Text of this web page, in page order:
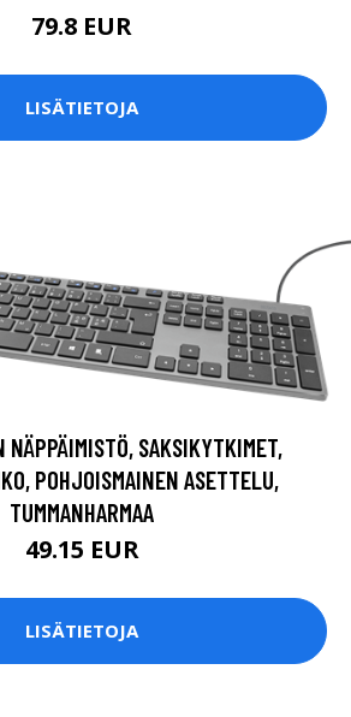
79.8 EUR
LISÄTIETOJA
NÄPPÄIMISTÖ, SAKSIKYTKIMET,
POHJOISMAINEN ASETTELU,
TUMMANHARMAA
49.15 EUR
LISÄTIETOJA